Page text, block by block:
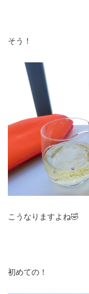
そう！
こうなりますよね🤣
初めての！